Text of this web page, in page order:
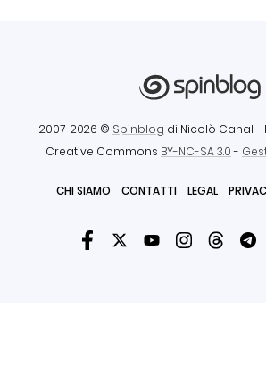
2007-2026 © Spinblog di Nicolò Canal -
Creative Commons BY-NC-SA 3.0-
CHI SIAMO CONTATTI LEGAL